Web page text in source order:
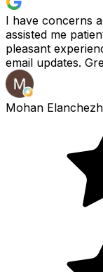
I have concerns
assisted me
pleasant
email updates.
Mohan